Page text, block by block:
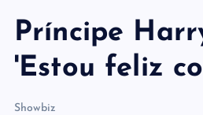
Príncipe
'Estou feliz
Showbiz